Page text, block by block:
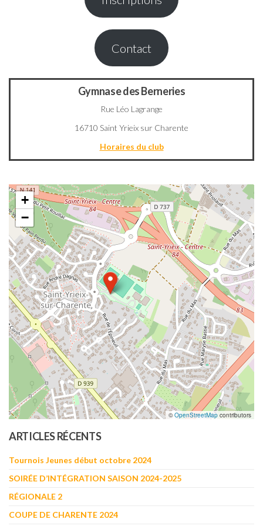
Contact
Gymnase des Berneries
Rue Léo Lagrange
16710 Saint Yrieix sur Charente
Horaires du club
+
−
©OpenStreetMap contributors
ARTICLES RÉCENTS
Tournois Jeunes début octobre 2024
SOIRÉE D’INTÉGRATION SAISON 2024-2025
RÉGIONALE 2
COUPE DE CHARENTE 2024